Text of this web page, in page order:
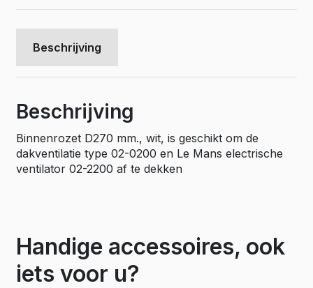
Beschrijving
Beschrijving
Binnenrozet D270 mm., wit, is geschikt om de
dakventilatie type 02-0200 en Le Mans electrische
ventilator 02-2200 af te dekken
Handige accessoires, ook
iets voor u?